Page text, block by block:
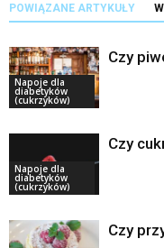
POWIĄZANE ARTYKUŁY
Napoje dla
diabetyków
(cukrzyków)
Czy
Napoje dla
diabetyków
(cukrzyków)
Czy
Czy